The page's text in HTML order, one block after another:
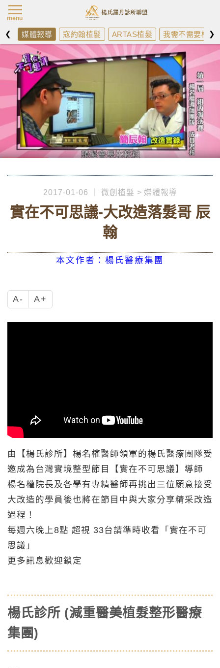
❮ 媒體報導 寇約翰植髮 ARTAS植髮 我需不需要植髮
❯
2017-01-06 微創植髮 媒體報導
實在不可思議-大改造落髮哥 辰
翰
本文作者：楊氏醫療集團
A- A+
由【楊氏診所】楊名權醫師領軍的楊氏醫療團隊受
邀成為台灣實境整型節目【實在不可思議】導師
楊名權院長及各學有專精醫師再挑出三位願意接受
大改造的學員後也將在節目中與大家分享精采改造
過程！
每週六晚上8點 超視 33台請準時收看「實在不可
思議」
更多訊息歡迎鎖定
楊氏診所 (減重醫美植髮整形醫療
集團)
menu